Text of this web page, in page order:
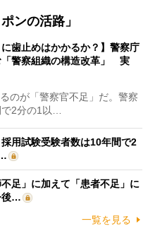
ンの活路」
に歯止めはかかるか？】警察庁
「警察組織の構造改革」 実
のが「警察官不足」だ。警察
2分の1以…
用試験受験者数は10年間で2
足」に加えて「患者不足」に
後…
一覧を見る